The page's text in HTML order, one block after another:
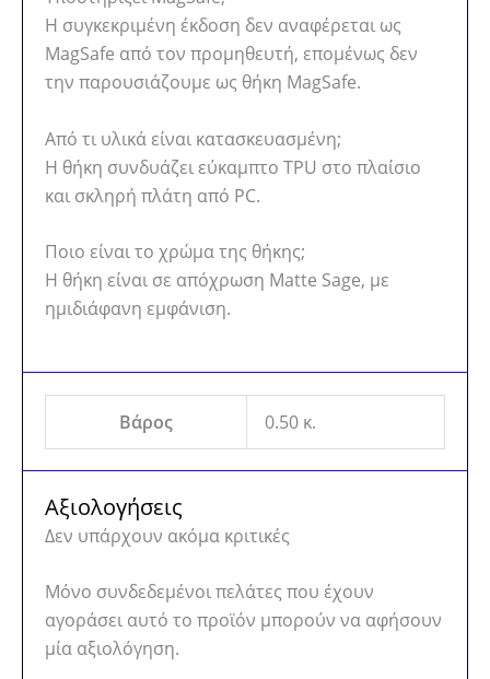
Η συγκεκριμένη έκδοση δεν αναφέρεται ως
MagSafe από τον προμηθευτή, επομένως δεν
την παρουσιάζουμε ως θήκη MagSafe.
Από τι υλικά είναι κατασκευασμένη;
Η θήκη συνδυάζει εύκαμπτο TPU στο πλαίσιο
και σκληρή πλάτη από PC.
Ποιο είναι το χρώμα της θήκης;
Η θήκη είναι σε απόχρωση Matte Sage, με
ημιδιάφανη εμφάνιση.
Βάρος 0.50 κ.
Αξιολογήσεις
Δεν υπάρχουν ακόμα κριτικές
Μόνο συνδεδεμένοι πελάτες που έχουν
αγοράσει αυτό το προϊόν μπορούν να αφήσουν
μία αξιολόγηση.